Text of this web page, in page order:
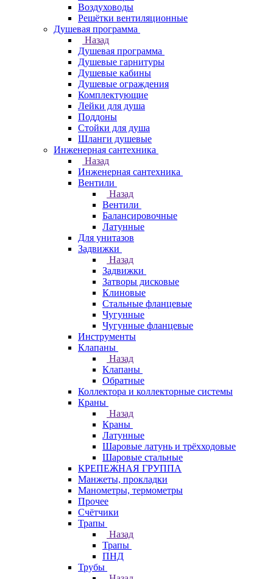
Воздуховоды
Решётки вентиляционные
Душевая программа
Назад
Душевая программа
Душевые гарнитуры
Душевые кабины
Душевые ограждения
Комплектующие
Лейки для душа
Поддоны
Стойки для душа
Шланги душевые
Инженерная сантехника
Назад
Инженерная сантехника
Вентили
Назад
Вентили
Балансировочные
Латунные
Для унитазов
Задвижки
Назад
Задвижки
Затворы дисковые
Клиновые
Стальные фланцевые
Чугунные
Чугунные фланцевые
Инструменты
Клапаны
Назад
Клапаны
Обратные
Коллектора и коллекторные системы
Краны
Назад
Краны
Латунные
Шаровые латунь и трёхходовые
Шаровые стальные
КРЕПЕЖНАЯ ГРУППА
Манжеты, прокладки
Манометры, термометры
Прочее
Счётчики
Трапы
Назад
Трапы
ПНД
Трубы